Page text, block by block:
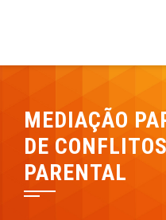
MEDIAÇÃO
DE
PARENTAL